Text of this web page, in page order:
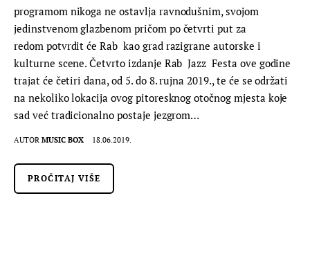
programom nikoga ne ostavlja ravnodušnim, svojom
jedinstvenom glazbenom pričom po četvrti put za
redom potvrdit će Rab kao grad razigrane autorske i
kulturne scene. Četvrto izdanje Rab Jazz Festa ove godine
trajat će četiri dana, od 5. do 8. rujna 2019., te će se održati
na nekoliko lokacija ovog pitoresknog otočnog mjesta koje
sad već tradicionalno postaje jezgrom…
AUTOR MUSIC BOX 18.06.2019.
PROČITAJ VIŠE